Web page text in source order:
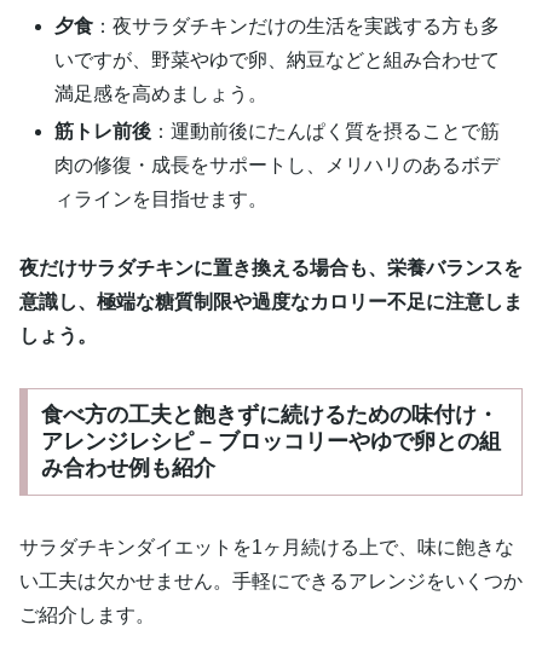
夕食 ：夜サラダチキンだけの生活を実践する方も多
いですが、野菜やゆで卵、納豆などと組み合わせて
満足感を高めましょう。
筋トレ前後 ：運動前後にたんぱく質を摂ることで筋
肉の修復・成長をサポートし、メリハリのあるボデ
ィラインを目指せます。
夜だけサラダチキンに置き換える場合も、栄養バランスを
意識し、極端な糖質制限や過度なカロリー不足に注意しま
しょう。
食べ方の工夫と飽きずに続けるための味付け・
アレンジレシピ – ブロッコリーやゆで卵との組
み合わせ例も紹介
サラダチキンダイエットを1ヶ月続ける上で、味に飽きな
い工夫は欠かせません。手軽にできるアレンジをいくつか
ご紹介します。